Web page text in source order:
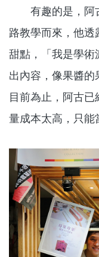
有趣的是，阿
路教學而來，他
甜點，「我是學術
出內容，像果醬的
目前為止，阿古
量成本太高，只能